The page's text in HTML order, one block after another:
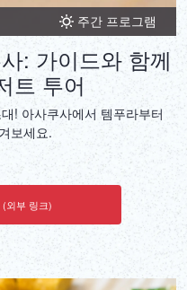
주간 프로그램
: 가이드와 함께
트 투어
! 아사쿠사에서 템푸라부터
보세요.
(외부 링크)